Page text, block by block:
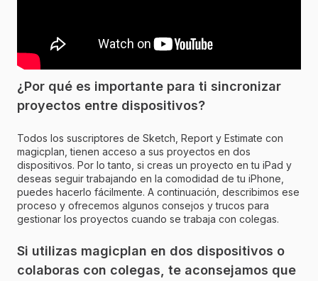
¿Por qué es importante para ti sincronizar
proyectos entre dispositivos?
Todos los suscriptores de Sketch, Report y Estimate con
magicplan, tienen acceso a sus proyectos en dos
dispositivos. Por lo tanto, si creas un proyecto en tu iPad y
deseas seguir trabajando en la comodidad de tu iPhone,
puedes hacerlo fácilmente. A continuación, describimos ese
proceso y ofrecemos algunos consejos y trucos para
gestionar los proyectos cuando se trabaja con colegas.
Si utilizas magicplan en dos dispositivos o
colaboras con colegas, te aconsejamos que